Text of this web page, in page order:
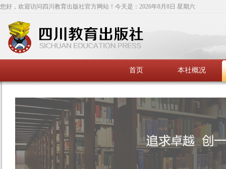
您好，欢迎访问四川教育出版社官方网站！今天是： 2026年8月8日 星期六
首页 本社概况